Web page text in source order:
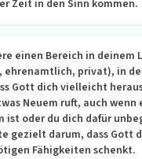
Zeit in den Sinn kommen.
einen Bereich in deinem
ehrenamtlich, privat), in
Gott dich vielleicht
Neuem ruft, auch wenn
ist oder du dich dafür
gezielt darum, dass Gott
Fähigkeiten schenkt.